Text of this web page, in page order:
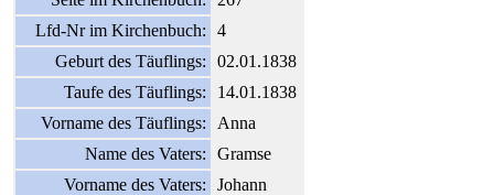
Lfd-Nr im Kirchenbuch:
4
Geburt des Täuflings:
02.01.1838
Taufe des Täuflings:
14.01.1838
Vorname des Täuflings:
Anna
Name des Vaters:
Gramse
Vorname des Vaters:
Johann